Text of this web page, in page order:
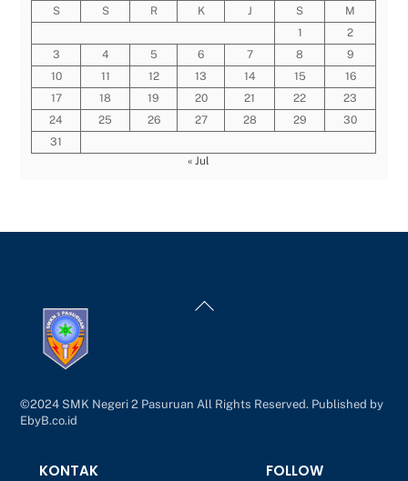
S
S R K J S
M
1
2
3
4 5 6 7 8
9
10
11 12 13 14 15
16
17
18 19 20 21 22
23
24
25 26 27 28 29
30
31
« Jul
Back
To
©2024 SMK Negeri 2 Pasuruan All Rights Reserved. Published by
EbyB.co.id
KONTAK FOLLOW